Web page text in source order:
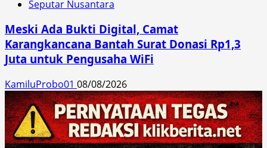
Seputar Nusantara
Meski Ada Bukti Digital, Camat
Karangkancana Bantah Surat Donasi Rp1,3
Juta untuk Pengusaha WiFi
KamiluProbo01 08/08/2026